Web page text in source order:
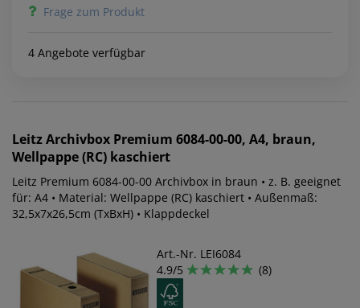
Frage zum Produkt
4 Angebote verfügbar
LeitzArchivbox Premium 6084-00-00, A4, braun,
Wellpappe (RC) kaschiert
Leitz Premium 6084-00-00 Archivbox in braun • z. B. geeignet
für: A4 • Material: Wellpappe (RC) kaschiert • Außenmaß:
32,5x7x26,5cm (TxBxH) • Klappdeckel
Art.-Nr. LEI6084
4.9/5
(8)